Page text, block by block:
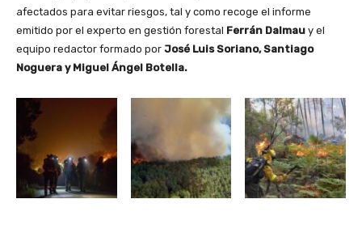
afectados para evitar riesgos, tal y como recoge el informe
emitido por el experto en gestión forestal Ferrán Dalmau y el
equipo redactor formado por José Luis Soriano, Santiago
Noguera y Miguel Ángel Botella.